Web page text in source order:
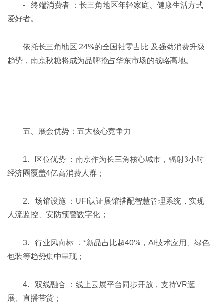
- 终端消费者 ：长三角地区年轻家庭、健康生活方式
爱好者。
依托长三角地区 24%的全国社零占比 及强劲消费升级
趋势，南京秋糖将成为品牌抢占华东市场的战略高地。
五、展会优势：五大核心竞争力
1. 区位优势 ：南京作为长三角核心城市，辐射3小时
经济圈覆盖4亿高消费人群；
2. 场馆设施 ：UFI认证展馆搭配智慧管理系统，实现
人流监控、安防预警数字化；
3. 行业风向标 ：*新品占比超40%，AI技术应用、绿色
包装等趋势集中呈现；
4. 双线融合 ：线上云展平台同步开放，支持VR逛
展、直播带货；